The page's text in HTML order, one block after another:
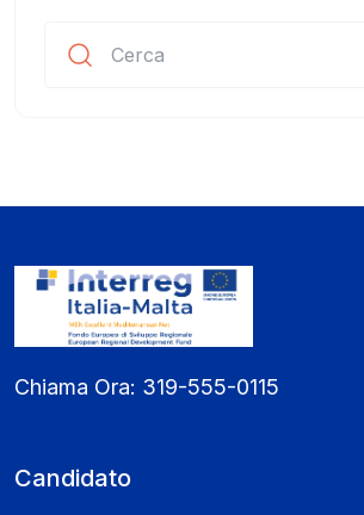
Chiama Ora: 319-555-0115
Candidato